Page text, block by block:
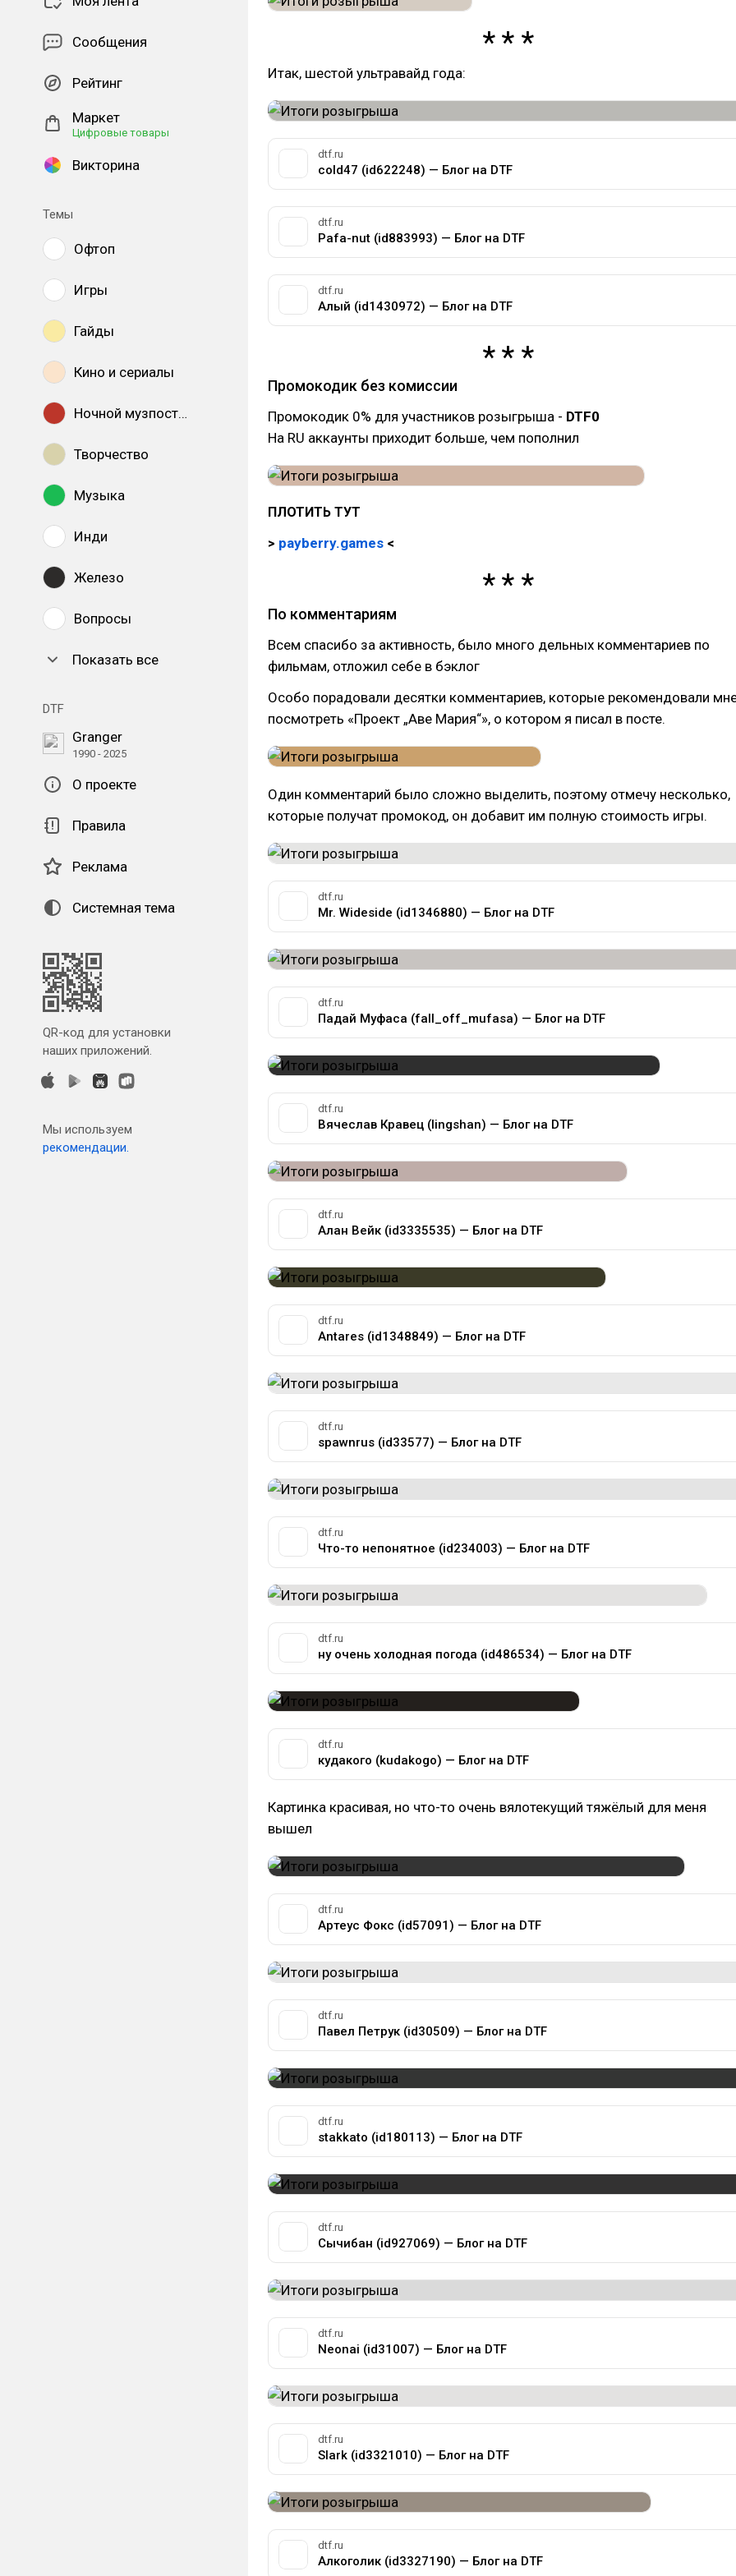
Сообщения
Рейтинг
Маркет
Цифровые товары
Викторина
Темы
Офтоп
Игры
Гайды
Кино и сериалы
Ночной музпостинг
Творчество
Музыка
Инди
Железо
Вопросы
Показать все
DTF
Granger
1990 - 2025
О проекте
Правила
Реклама
Системная тема
QR-код для установки
наших приложений.
Мы используем
рекомендации.
Итак, шестой ультравайд года:
dtf.ru
cold47 (id622248) — Блог на DTF
dtf.ru
Pafa-nut (id883993) — Блог на DTF
dtf.ru
Алый (id1430972) — Блог на DTF
Промокодик без комиссии
Промокодик 0% для участников розыгрыша - DTF0
На RU аккаунты приходит больше, чем пополнил
ПЛОТИТЬ ТУТ
> payberry.games <
По комментариям
Всем спасибо за активность, было много дельных комментариев по
фильмам, отложил себе в бэклог
Особо порадовали десятки комментариев, которые рекомендовали
посмотреть «Проект „Аве Мария“», о котором я писал в посте.
Один комментарий было сложно выделить, поэтому отмечу несколько,
которые получат промокод, он добавит им полную стоимость игры.
dtf.ru
Mr. Wideside (id1346880) — Блог на DTF
dtf.ru
Падай Муфаса (fall_off_mufasa) — Блог на DTF
dtf.ru
Вячеслав Кравец (lingshan) — Блог на DTF
dtf.ru
Алан Вейк (id3335535) — Блог на DTF
dtf.ru
Antares (id1348849) — Блог на DTF
dtf.ru
spawnrus (id33577) — Блог на DTF
dtf.ru
Что-то непонятное (id234003) — Блог на DTF
dtf.ru
ну очень холодная погода (id486534) — Блог на DTF
dtf.ru
кудакого (kudakogo) — Блог на DTF
Картинка красивая, но что-то очень вялотекущий тяжёлый для меня
вышел
dtf.ru
Артеус Фокс (id57091) — Блог на DTF
dtf.ru
Павел Петрук (id30509) — Блог на DTF
dtf.ru
stakkato (id180113) — Блог на DTF
dtf.ru
Сычибан (id927069) — Блог на DTF
dtf.ru
Neonai (id31007) — Блог на DTF
dtf.ru
Slark (id3321010) — Блог на DTF
dtf.ru
Алкоголик (id3327190) — Блог на DTF